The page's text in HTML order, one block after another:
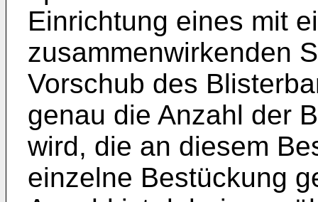
Einrichtung eines mit
zusammenwirkenden
Vorschub des
genau die Anzahl der
wird, die an diesem
einzelne Bestückung